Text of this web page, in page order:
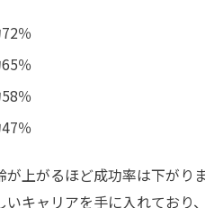
72％
65％
58％
47％
上がるほど成功率は下がり
いキャリアを手に入れており